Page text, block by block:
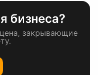
бизнеса?
закрывающие